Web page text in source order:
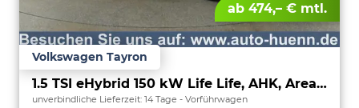
ab 474,– € mtl.
Volkswagen Tayron
1.5 TSI eHybrid 150 kW Life Life, AHK, AreaView, Side, Navi, Winter, 5-J. Garantie
unverbindliche Lieferzeit: 14 Tage Vorführwagen